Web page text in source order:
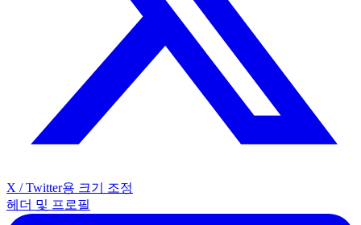
X / Twitter용 크기 조정
헤더 및 프로필